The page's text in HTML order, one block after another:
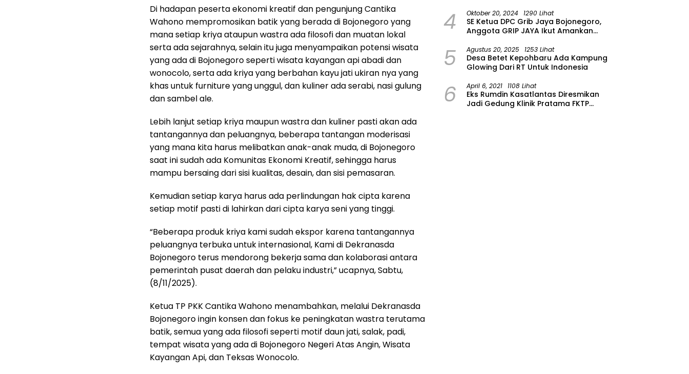
Di hadapan peserta ekonomi kreatif dan pengunjung Cantika
Wahono mempromosikan batik yang berada di Bojonegoro yang
mana setiap kriya ataupun wastra ada filosofi dan muatan lokal
serta ada sejarahnya, selain itu juga menyampaikan potensi wisata
yang ada di Bojonegoro seperti wisata kayangan api abadi dan
wonocolo, serta ada kriya yang berbahan kayu jati ukiran nya yang
khas untuk furniture yang unggul, dan kuliner ada serabi, nasi gulung
dan sambel ale.
Lebih lanjut setiap kriya maupun wastra dan kuliner pasti akan ada
tantangannya dan peluangnya, beberapa tantangan moderisasi
yang mana kita harus melibatkan anak-anak muda, di Bojonegoro
saat ini sudah ada Komunitas Ekonomi Kreatif, sehingga harus
mampu bersaing dari sisi kualitas, desain, dan sisi pemasaran.
Kemudian setiap karya harus ada perlindungan hak cipta karena
setiap motif pasti di lahirkan dari cipta karya seni yang tinggi.
“Beberapa produk kriya kami sudah ekspor karena tantangannya
peluangnya terbuka untuk internasional, Kami di Dekranasda
Bojonegoro terus mendorong bekerja sama dan kolaborasi antara
pemerintah pusat daerah dan pelaku industri,” ucapnya, Sabtu,
(8/11/2025).
Ketua TP PKK Cantika Wahono menambahkan, melalui Dekranasda
Bojonegoro ingin konsen dan fokus ke peningkatan wastra terutama
batik, semua yang ada filosofi seperti motif daun jati, salak, padi,
tempat wisata yang ada di Bojonegoro Negeri Atas Angin, Wisata
Kayangan Api, dan Teksas Wonocolo.
Provinsi Asal Partai Gerindra
4 Oktober 20, 2024 1290 Lihat
SE Ketua DPC Grib Jaya Bojonegoro,
Anggota GRIP JAYA Ikut Amankan
Wilayah Bojonegoro
5 Agustus 20, 2025 1253 Lihat
Desa Betet Kepohbaru Ada Kampung
Glowing Dari RT Untuk Indonesia
6 April 6, 2021 1108 Lihat
Eks Rumdin Kasatlantas Diresmikan
Jadi Gedung Klinik Pratama FKTP